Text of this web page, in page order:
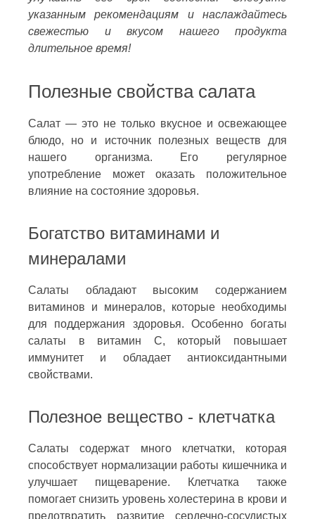
указанным рекомендациям и наслаждайтесь
свежестью и вкусом нашего продукта
длительное время!
Полезные свойства салата
Салат — это не только вкусное и освежающее
блюдо, но и источник полезных веществ для
нашего организма. Его регулярное
употребление может оказать положительное
влияние на состояние здоровья.
Богатство витаминами и
минералами
Салаты обладают высоким содержанием
витаминов и минералов, которые необходимы
для поддержания здоровья. Особенно богаты
салаты в витамин С, который повышает
иммунитет и обладает антиоксидантными
свойствами.
Полезное вещество - клетчатка
Салаты содержат много клетчатки, которая
способствует нормализации работы кишечника и
улучшает пищеварение. Клетчатка также
помогает снизить уровень холестерина в крови и
предотвратить развитие сердечно-сосудистых